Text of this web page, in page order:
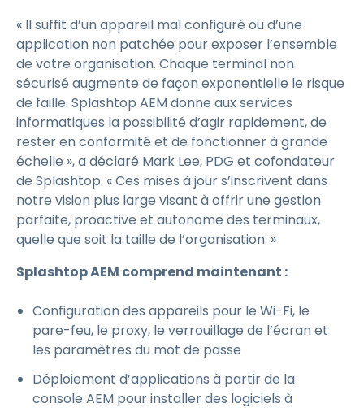
« Il suffit d’un appareil mal configuré ou d’une
application non patchée pour exposer l’ensemble
de votre organisation. Chaque terminal non
sécurisé augmente de façon exponentielle le risque
de faille. Splashtop AEM donne aux services
informatiques la possibilité d’agir rapidement, de
rester en conformité et de fonctionner à grande
échelle », a déclaré Mark Lee, PDG et cofondateur
de Splashtop. « Ces mises à jour s’inscrivent dans
notre vision plus large visant à offrir une gestion
parfaite, proactive et autonome des terminaux,
quelle que soit la taille de l’organisation. »
Splashtop AEM comprend maintenant :
Configuration des appareils pour le Wi-Fi, le
pare-feu, le proxy, le verrouillage de l’écran et
les paramètres du mot de passe
Déploiement d’applications à partir de la
console AEM pour installer des logiciels à